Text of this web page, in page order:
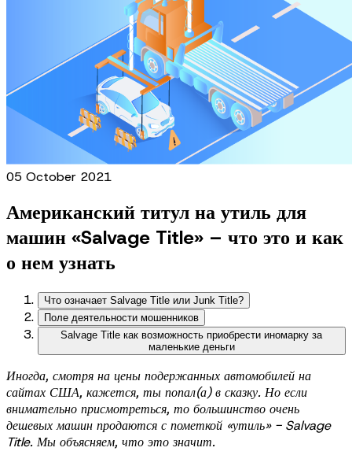
05 October 2021
Американский титул на утиль для
машин «Salvage Title» – что это и как
о нем узнать
Что означает Salvage Title или Junk Title?
Поле деятельности мошенников
Salvage Title как возможность приобрести иномарку за
маленькие деньги
Иногда, смотря на цены подержанных автомобилей на
сайтах США, кажется, ты попал(а) в сказку. Но если
внимательно присмотреться, то большинство очень
дешевых машин продаются с пометкой «утиль» - Salvage
Title. Мы объясняем, что это значит.